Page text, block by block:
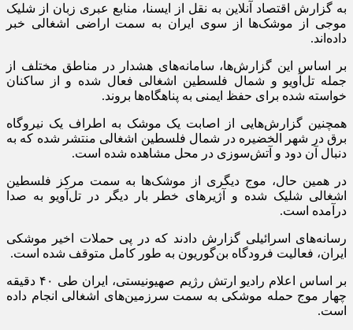
به گزارش اقتصاد آنلاین به نقل از ایسنا، منابع عبری زبان از شلیک
موجی از موشک‌ها از سوی ایران به سمت اراضی اشغالی خبر
داده‌اند.
بر اساس این گزارش‌ها، سامانه‌های هشدار در مناطق مختلف از
جمله تل‌آویو و شمال فلسطین اشغالی فعال شده و از ساکنان
خواسته شده برای حفظ ایمنی به پناهگاه‌ها بروند.
همچنین گزارش‌هایی از اصابت یک موشک به اطراف یک نیروگاه
برق در شهر الخضیره در شمال فلسطین اشغالی منتشر شده که به
دنبال آن دود و آتش‌سوزی در محل مشاهده شده است.
در همین حال، موج دیگری از موشک‌ها به سمت مرکز فلسطین
اشغالی شلیک شده و آژیرهای خطر بار دیگر در تل‌آویو به صدا
درآمده است.
رسانه‌های اسرائیلی گزارش دادند که در پی حملات اخیر موشکی
ایران، فعالیت فرودگاه بن‌گوریون به‌ طور کامل متوقف شده است.
بر اساس اعلام رادیو ارتش رژیم صهیونیستی، ایران طی ۴۰ دقیقه
چهار موج حمله موشکی به سمت سرزمین‌های اشغالی انجام داده
است.